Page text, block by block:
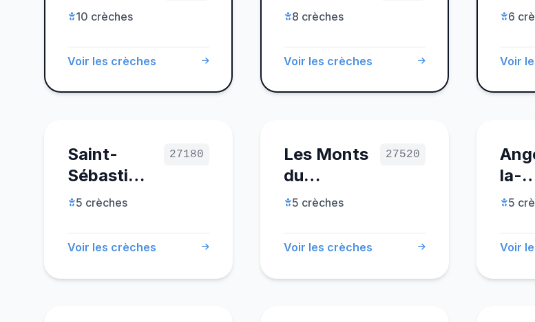
10 crèches
Voir les crèches
8 crèches
Voir les crèches
6
Voir
Saint-
Sébastien-
de-
27180
5 crèches
Voir les crèches
Les Monts
du
Roumois
27520
5 crèches
Voir les crèches
la-
5
Voir